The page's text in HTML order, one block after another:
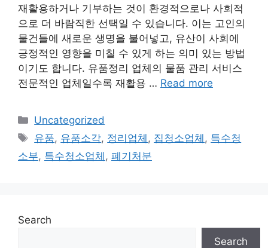
재활용하거나 기부하는 것이 환경적으로나 사회적
으로 더 바람직한 선택일 수 있습니다. 이는 고인의
물건들에 새로운 생명을 불어넣고, 유산이 사회에
긍정적인 영향을 미칠 수 있게 하는 의미 있는 방법
이기도 합니다. 유품정리 업체의 물품 관리 서비스
전문적인 업체일수록 재활용 … Read more
Categories
Uncategorized
Tags
유품, 유품소각, 정리업체 , 집청소업체 , 특수청
소부, 특수청소업체 , 폐기처분
Search
Search